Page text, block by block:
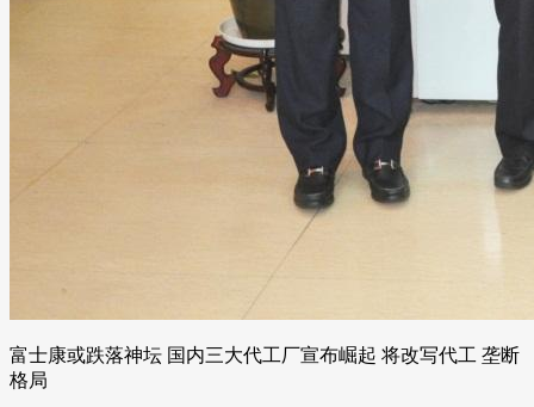
富士康或跌落神坛 国内三大代工厂宣布崛起 将改写代工 垄断
格局